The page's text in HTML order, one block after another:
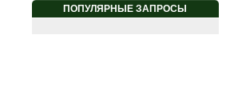
ПОПУЛЯРНЫЕ ЗАПРОСЫ